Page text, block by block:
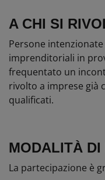
A CHI SI
Persone
imprenditoriali in
frequentato un
rivolto a imprese già
qualificati.
MODALITÀ DI
La partecipazione è